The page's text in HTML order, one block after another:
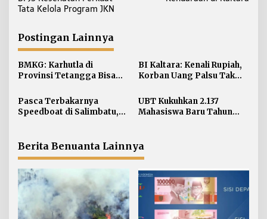
i
a
s
i
p
o
s
Tata Kelola Program JKN
Postingan Lainnya
BMKG: Karhutla di
Provinsi Tetangga Bisa
Kaltara
BI Kaltara: Kenali Rupiah,
Korban Uang Palsu Tak
Pasca Terbakarnya
Speedboat di Salimbatu,
Awak Kapal
UBT Kukuhkan 2.137
Mahasiswa Baru Tahun
Berita Benuanta Lainnya